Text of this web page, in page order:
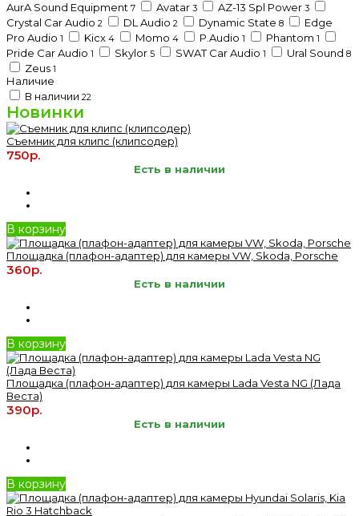
AurA Sound Equipment 7 Avatar 3 AZ-13 Spl Power 3
Crystal Car Audio 2 DL Audio 2 Dynamic State 8
Edge
Pro Audio 1 Kicx 4 Momo 4 P.Audio 1 Phantom 1
Pride Car Audio 1 Skylor 5 SWAT Car Audio 1 Ural Sound 8
Zeus 1
Наличие
В наличии 22
Новинки
Съемник для клипс (клипсодер)
750р.
Есть в наличии
В корзину
Площадка (плафон-адаптер) для камеры VW, Skoda, Porsche
360р.
Есть в наличии
В корзину
Площадка (плафон-адаптер) для камеры Lada Vesta NG (Лада
Веста)
390р.
Есть в наличии
В корзину